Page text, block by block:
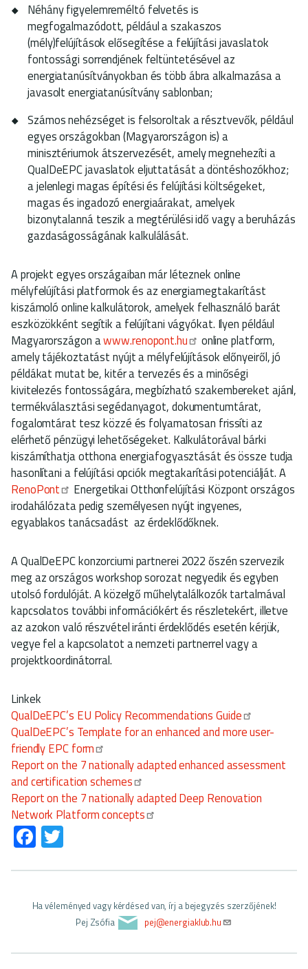
Néhány figyelemreméltó felvetés is
megfogalmazódott, például a szakaszos
(mély)felújítások elősegítése a felújítási javaslatok
fontossági sorrendjének feltüntetésével az
energiatanúsítványokban és több ábra alkalmazása a
javasolt energiatanúsítvány sablonban;
Számos nehézséget is felsoroltak a résztvevők, például
egyes országokban (Magyarországon is) a
minisztériumok átszervezését, amely megnehezíti a
QualDeEPC javaslatok eljuttatását a döntéshozókhoz;
a jelenlegi magas építési és felújítási költségeket,
magas és ingadozó energiaárakat, amelyek
bizonytalanná teszik a megtérülési idő vagy a beruházás
gazdaságosságának kalkulálását.
A projekt egyes országaiban már léteznek online
mélyfelújítási platformok és az energiamegtakarítást
kiszámoló online kalkulátorok, amelyek felhasználó barát
eszközökként segítik a felújítani vágyókat. Ilyen például
Magyarországon awww.renopont.hu
online platform,
amely tájékoztatást nyújt a mélyfelújítások előnyeiről, jó
példákat mutat be, kitér a tervezés és a minőségi
kivitelezés fontosságára, megbízható szakembereket ajánl,
termékválasztási segédanyagot, dokumentumtárat,
fogalomtárat tesz közzé és folyamatosan frissíti az
elérhető pénzügyi lehetőségeket. Kalkulátorával bárki
kiszámíthatja otthona energiafogyasztását és össze tudja
hasonlítani a felújítási opciók megtakarítási potenciálját. A
RenoPont
Energetikai Otthonfelújítási Központ országos
irodahálózata pedig személyesen nyújt ingyenes,
egyablakos tanácsadást az érdeklődőknek.
A QualDeEPC konzorciumi partnerei 2022 őszén szervezik
meg az országos workshop sorozat negyedik és egyben
utolsó fordulóját. A közelgő műhelytalálkozók tartalmával
kapcsolatos további információkért és részletekért, illetve
az azokon való részvétel iránti érdeklődés esetén kérjük,
vegye fel a kapcsolatot a nemzeti partnerrel vagy a
projektkoordinátorral.
Linkek
QualDeEPC’s EU Policy Recommendations Guide
QualDeEPC’s Template for an enhanced and more user-
friendly EPC form
Report on the 7 nationally adapted enhanced assessment
and certification schemes
Report on the 7 nationally adapted Deep Renovation
Network Platform concepts
Fa
ce
b
o
tt
er
Ha véleményed vagy kérdésed van, írj a bejegyzés szerzőjének!
Pej Zsófia
pej@energiaklub.hu